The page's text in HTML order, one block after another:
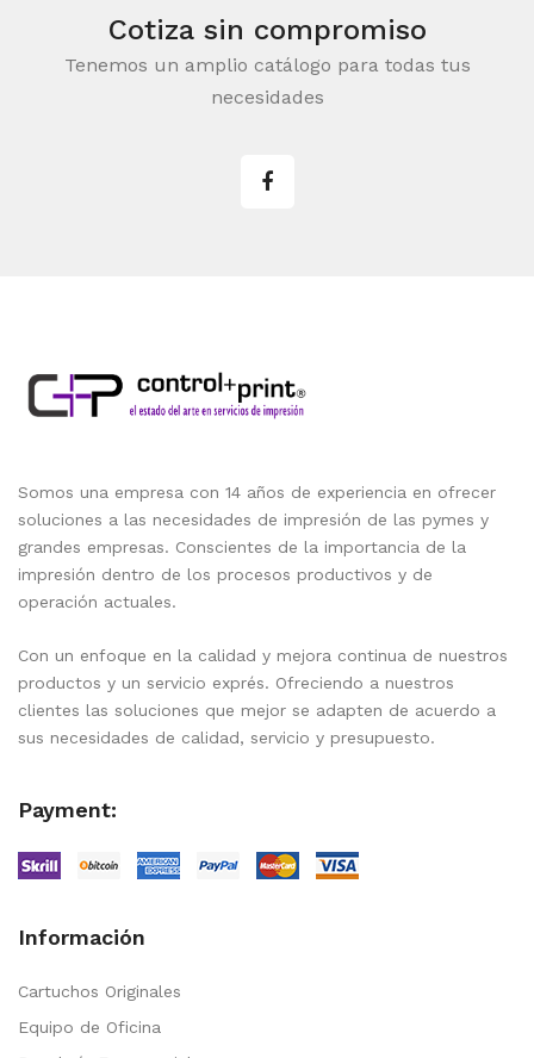
Cotiza sin compromiso
Tenemos un amplio catálogo para todas tus
necesidades
Somos una empresa con 14 años de experiencia en ofrecer
soluciones a las necesidades de impresión de las pymes y
grandes empresas. Conscientes de la importancia de la
impresión dentro de los procesos productivos y de
operación actuales.
Con un enfoque en la calidad y mejora continua de nuestros
productos y un servicio exprés. Ofreciendo a nuestros
clientes las soluciones que mejor se adapten de acuerdo a
sus necesidades de calidad, servicio y presupuesto.
Payment:
Información
Cartuchos Originales
Equipo de Oficina